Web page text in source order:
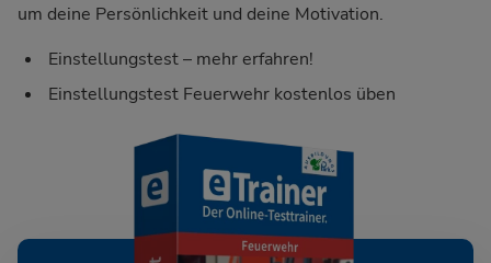
um deine Persönlichkeit und deine Motivation.
Einstellungstest – mehr erfahren!
Einstellungstest Feuerwehr kostenlos üben